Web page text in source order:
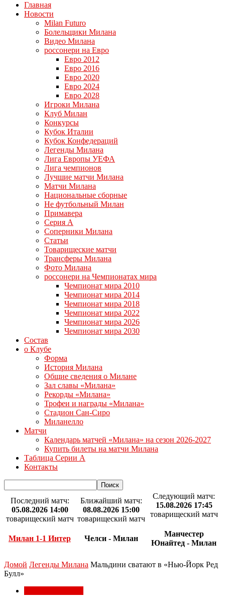
Главная
Новости
Milan Futuro
Болельщики Милана
Видео Милана
россонери на Евро
Евро 2012
Евро 2016
Евро 2020
Евро 2024
Евро 2028
Игроки Милана
Клуб Милан
Конкурсы
Кубок Италии
Кубок Конфедераций
Легенды Милана
Лига Европы УЕФА
Лига чемпионов
Лучшие матчи Милана
Матчи Милана
Национальные сборные
Не футбольный Милан
Примавера
Серия А
Соперники Милана
Статьи
Товарищеские матчи
Трансферы Милана
Фото Милана
россонери на Чемпионатах мира
Чемпионат мира 2010
Чемпионат мира 2014
Чемпионат мира 2018
Чемпионат мира 2022
Чемпионат мира 2026
Чемпионат мира 2030
Состав
о Клубе
Форма
История Милана
Общие сведения о Милане
Зал славы «Милана»
Рекорды «Милана»
Трофеи и награды «Милана»
Стадион Сан-Сиро
Миланелло
Матчи
Календарь матчей «Милана» на сезон 2026-2027
Купить билеты на матчи Милана
Таблица Серии А
Контакты
Последний матч:
05.08.2026 14:00
товарищеский матч
Милан 1-1 Интер
Ближайший матч:
08.08.2026 15:00
товарищеский матч
Челси - Милан
Следующий матч:
15.08.2026 17:45
товарищеский матч
Манчестер
Юнайтед - Милан
Домой Легенды Милана Мальдини сватают в «Нью-Йорк Ред
Булл»